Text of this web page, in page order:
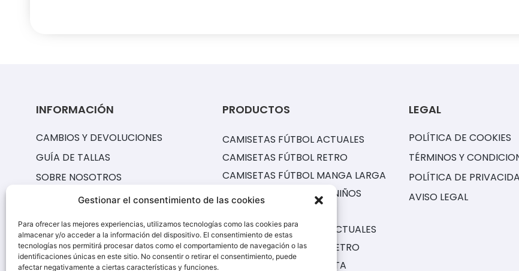
Gestionar el consentimiento de las cookies
Para ofrecer las mejores experiencias, utilizamos tecnologías como las cookies para
almacenar y/o acceder a la información del dispositivo. El consentimiento de estas
tecnologías nos permitirá procesar datos como el comportamiento de navegación o las
identificaciones únicas en este sitio. No consentir o retirar el consentimiento, puede
afectar negativamente a ciertas características y funciones.
INFORMACIÓN
CAMBIOS Y DEVOLUCIONES
GUÍA DE TALLAS
SOBRE NOSOTROS
PREGUNTAS FRECUENTES
PRODUCTOS?
TIEMPO DE ENTREGA
PRODUCTOS
CAMISETAS FÚTBOL ACTUALES
CAMISETAS FÚTBOL RETRO
CAMISETAS FÚTBOL MANGA LARGA
EQUIPACIONES FÚTBOL NIÑOS
PANTALONES CORTOS ACTUALES
PANTALONES CORTOS RETRO
CHÁNDAL CON CHAQUETA
LEGAL
POLÍTICA DE COOKIES
TÉRMINOS Y
POLÍTICA DE
AVISO LEGAL